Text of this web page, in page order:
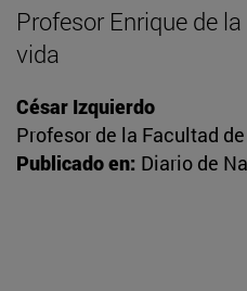
Profesor Enrique de
vida
César Izquierdo
Profesor de la Facultad
Publicado en: Diario de